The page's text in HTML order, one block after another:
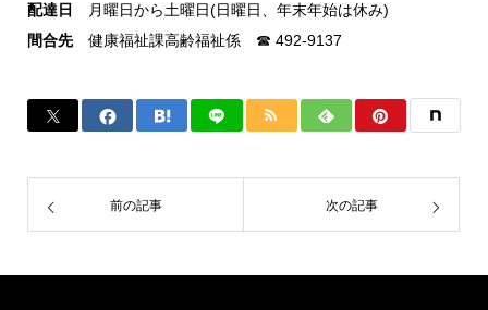
配達日
月曜日から土曜日(日曜日、年末年始は休み)
間合先健康福祉課高齢福祉係 ☎ 492-9137
前の記事 次の記事